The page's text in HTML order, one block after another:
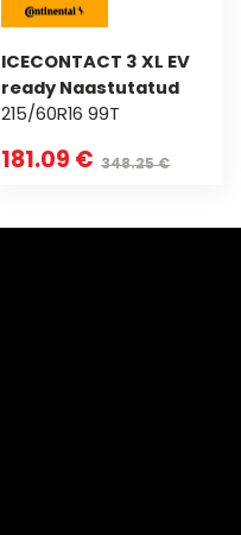
ICECONTACT 3 XL EV
ready Naastutatud
215/60R16 99T
181.09 € 348.25 €